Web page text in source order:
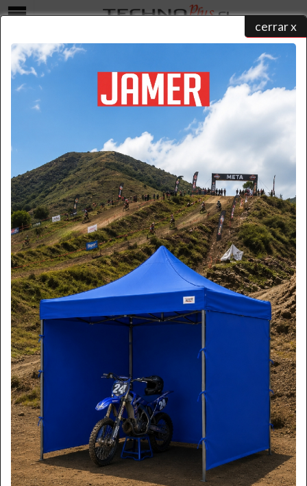
cerrar x
DISPENSADORES
home/catálogo de productos/dispensadores / dispensadores
DISPENSADOR DE PAPEL HIGIÉNICO
JUMBO
$ 24.500
Cód. K7602
Disponible
Cotizar
SOIN